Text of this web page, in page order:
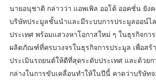
นายอนุชาติ กล่าวว่า แอพเพิล ออโต้ ออคชั่น ยัง
บริษัทประมูลชั้นนำและมีระบบการประมูลออน์ไ
ประเทศ พร้อมแสวงหาโอกาสใหม่ ๆ ในธุรกิจกา
ผลิตภัณฑ์ที่ครบวงจรในธุรกิจการประมูล เพื่อสร้
ประเมินรถยนต์ให้ดีที่สุดระดับประเทศ และด้วย
กล่างในการขับเคลื่อนทำให้ในปีนี้ คาดว่าบริษัท